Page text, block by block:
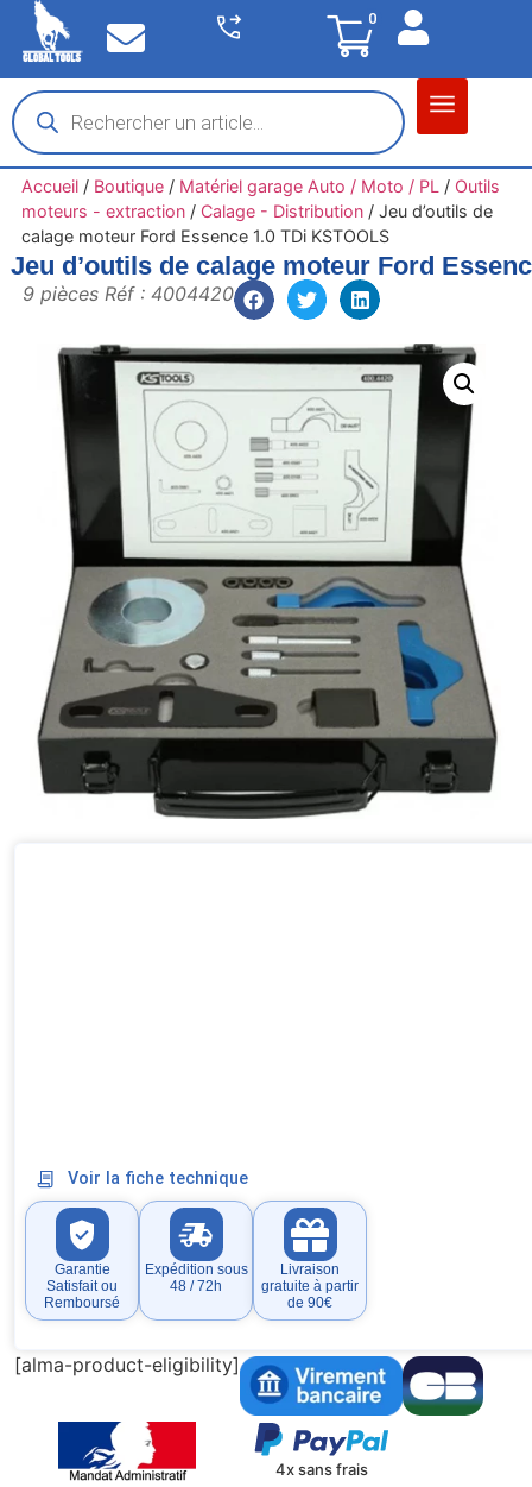
0
Accueil/ Boutique/ Matériel garage Auto / Moto / PL / Outils
moteurs - extraction/ Calage - Distribution/ Jeu d’outils de
calage moteur Ford Essence 1.0 TDi KSTOOLS
Jeu d’outils de calage moteur Ford
9 pièces Réf : 4004420
Voir la fiche technique
Garantie
Satisfait ou
Remboursé
Expédition sous
48 / 72h
Livraison
gratuite à partir
de 90€
[alma-product-eligibility]
4x sans frais